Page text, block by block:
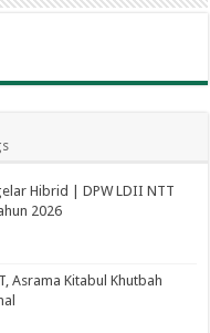
Hibrid | DPW LDII NTT
2026
Asrama Kitabul Khutbah